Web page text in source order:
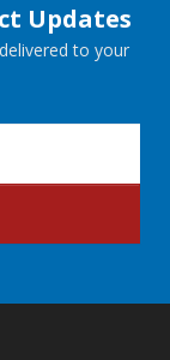
Updates
to your